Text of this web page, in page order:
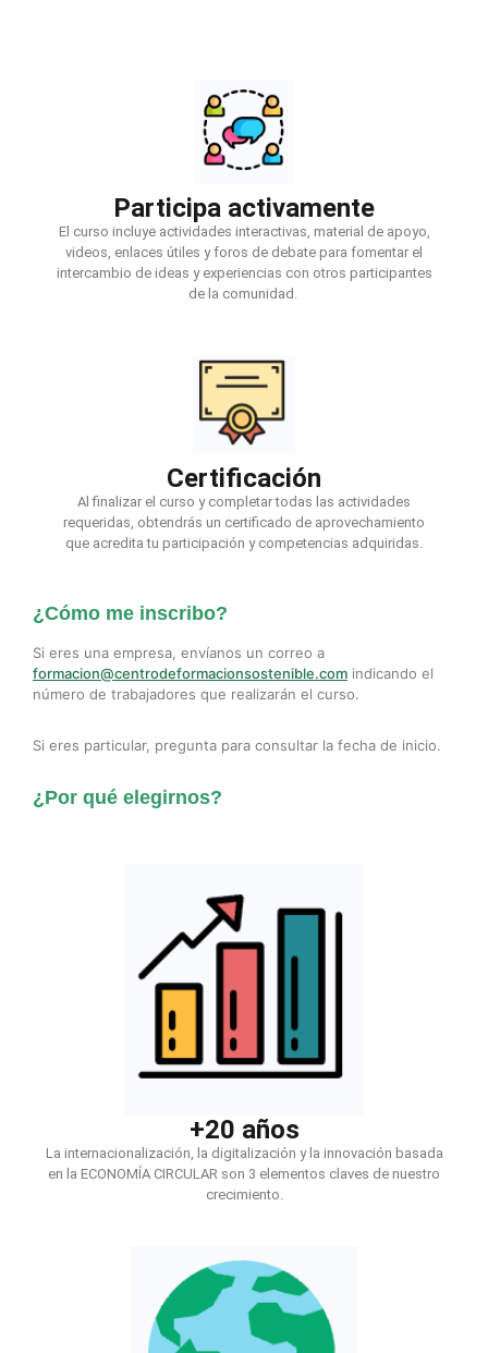
Participa activamente
El curso incluye actividades interactivas, material de apoyo,
videos, enlaces útiles y foros de debate para fomentar el
intercambio de ideas y experiencias con otros participantes
de la comunidad.
Certificación
Al finalizar el curso y completar todas las actividades
requeridas, obtendrás un certificado de aprovechamiento
que acredita tu participación y competencias adquiridas.
¿Cómo me inscribo?
Si eres una empresa, envíanos un correo a
formacion@centrodeformacionsostenible.com indicando el
número de trabajadores que realizarán el curso.
Si eres particular, pregunta para consultar la fecha de inicio.
¿Por qué elegirnos?
+20 años
La internacionalización, la digitalización y la innovación basada
en la ECONOMÍA CIRCULAR son 3 elementos claves de nuestro
crecimiento.